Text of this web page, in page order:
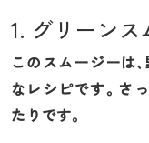
1. グリーンス
このスムージーは
なレシピです。さ
たりです。